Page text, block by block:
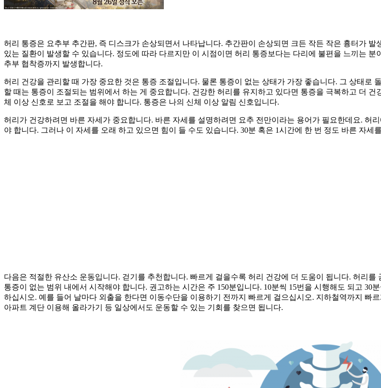
허리 통증은 요추부 추간판, 즉 디스크가 손상되면서 나타납니다. 추간판이 손상되면 크든 작든 작은 흉터가
있는 질환이 발생할 수 있습니다. 정도에 따라 다르지만 이 시점이면 허리 통증보다는 다리에 불편을 느끼는
추부 협착증까지 발생합니다.
허리 건강을 관리할 때 가장 중요한 것은 통증 조절입니다. 물론 통증이 없는 상태가 가장 좋습니다. 그 상태로
할 때는 통증이 조절되는 범위에서 하는 게 중요합니다. 건강한 허리를 유지하고 있다면 통증을 극복하고 더
체 이상 신호로 보고 조절을 해야 합니다. 통증은 나의 신체 이상 알림 신호입니다.
허리가 건강하려면 바른 자세가 중요합니다. 바른 자세를 설명하려면 요추 전만이라는 용어가 필요한데요. 허
야 합니다. 그러나 이 자세를 오래 하고 있으면 힘이 들 수도 있습니다. 30분 혹은 1시간에 한 번 정도 바른 자세
다음은 적절한 유산소 운동입니다. 걷기를 추천합니다. 빠르게 걸을수록 허리 건강에 더 도움이 됩니다. 허리
통증이 없는 범위 내에서 시작해야 합니다. 권고하는 시간은 주 150분입니다. 10분씩 15번을 시행해도 되고
하십시오. 예를 들어 날마다 외출을 한다면 이동수단을 이용하기 전까지 빠르게 걸으십시오. 지하철역까지 빠
아파트 계단 이용해 올라가기 등 일상에서도 운동할 수 있는 기회를 찾으면 됩니다.